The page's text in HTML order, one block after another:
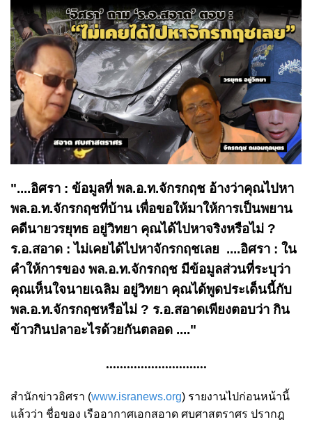
"....อิศรา : ข้อมูลที่ พล.อ.ท.จักรกฤช อ้างว่าคุณไปหา
พล.อ.ท.จักรกฤชที่บ้าน เพื่อขอให้มาให้การเป็นพยาน
คดีนายวรยุทธ อยู่วิทยา คุณได้ไปหาจริงหรือไม่ ?
ร.อ.สอาด : ไม่เคยได้ไปหาจักรกฤชเลย ....อิศรา : ใน
คำให้การของ พล.อ.ท.จักรกฤช มีข้อมูลส่วนที่ระบุว่า
คุณเห็นใจนายเฉลิม อยู่วิทยา คุณได้พูดประเด็นนี้กับ
พล.อ.ท.จักรกฤชหรือไม่ ? ร.อ.สอาดเพียงตอบว่า กิน
ข้าวกินปลาอะไรด้วยกันตลอด ...."
.............................
สำนักข่าวอิศรา (www.isranews.org) รายงานไปก่อนหน้านี้
แล้วว่า ชื่อของ เรืออากาศเอกสอาด ศบศาสตราศร ปรากฎ